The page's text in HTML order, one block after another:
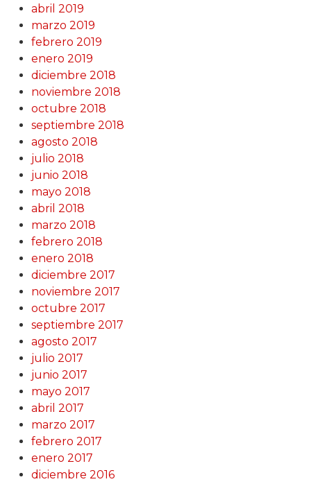
abril 2019
marzo 2019
febrero 2019
enero 2019
diciembre 2018
noviembre 2018
octubre 2018
septiembre 2018
agosto 2018
julio 2018
junio 2018
mayo 2018
abril 2018
marzo 2018
febrero 2018
enero 2018
diciembre 2017
noviembre 2017
octubre 2017
septiembre 2017
agosto 2017
julio 2017
junio 2017
mayo 2017
abril 2017
marzo 2017
febrero 2017
enero 2017
diciembre 2016